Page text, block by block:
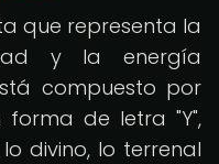
que representa la
y la energía
compuesto por
de letra "Y",
divino, lo terrenal